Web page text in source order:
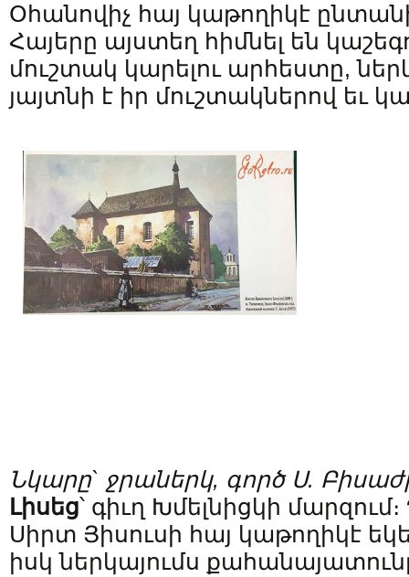
Օհանովիչ հայ կաթողիկէ
Հայերը այստեղ հիմնել են
մուշտակ կարելու արհեստը,
յայտնի է իր մուշտակներով եւ
Նկարը` ջրաներկ, գործ Ս.
Լիսեց՝ գիւղ Խմելնիցկի
Սիրտ Յիսուսի հայ կաթողիկէ
իսկ ներկայումս